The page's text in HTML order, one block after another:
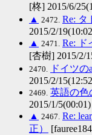
[柊] 2015/6/
▲ 2472. Re: タ
2015/2/
▲ 2471. Re: ド
[杏樹] 2015/2/
2470. ドイツ
2015/2/
2469. 英語の色
2015/1/5(00:01)
▲ 2467. Re:
正）